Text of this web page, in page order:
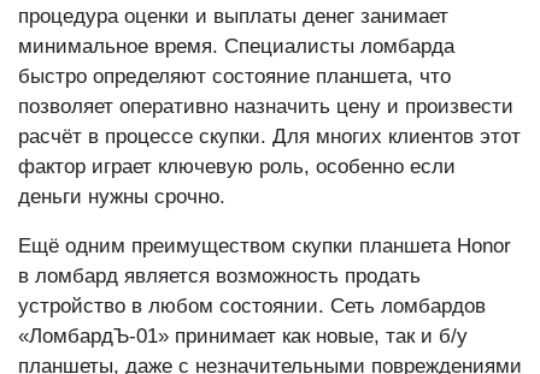
процедура оценки и выплаты денег занимает
минимальное время. Специалисты ломбарда
быстро определяют состояние планшета, что
позволяет оперативно назначить цену и произвести
расчёт в процессе скупки. Для многих клиентов этот
фактор играет ключевую роль, особенно если
деньги нужны срочно.
Ещё одним преимуществом скупки планшета Honor
в ломбард является возможность продать
устройство в любом состоянии. Сеть ломбардов
«ЛомбардЪ-01» принимает как новые, так и б/у
планшеты, даже с незначительными повреждениями